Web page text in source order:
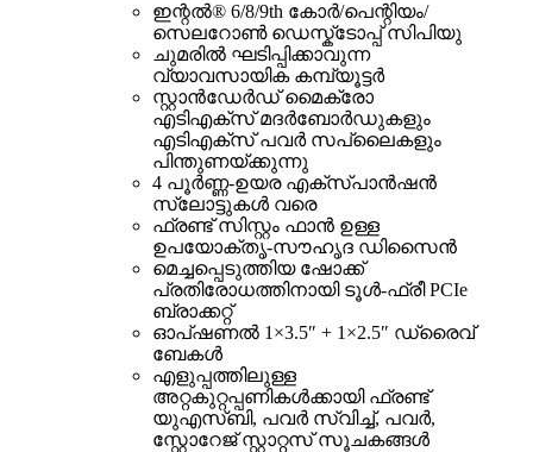
ഇന്റൽ® 6/8/9th കോർ/പെന്റിയം/
സെലറോൺ ഡെസ്ക്ടോപ്പ് സിപിയു
ചുമരിൽ ഘടിപ്പിക്കാവുന്ന
വ്യാവസായിക കമ്പ്യൂട്ടർ
സ്റ്റാൻഡേർഡ് മൈക്രോ
എടിഎക്സ് മദർബോർഡുകളും
എടിഎക്സ് പവർ സപ്ലൈകളും
പിന്തുണയ്ക്കുന്നു
4 പൂർണ്ണ-ഉയര എക്സ്പാൻഷൻ
സ്ലോട്ടുകൾ വരെ
ഫ്രണ്ട് സിസ്റ്റം ഫാൻ ഉള്ള
ഉപയോക്തൃ-സൗഹൃദ ഡിസൈൻ
മെച്ചപ്പെടുത്തിയ ഷോക്ക്
പ്രതിരോധത്തിനായി ടൂൾ-ഫ്രീ PCIe
ബ്രാക്കറ്റ്
ഓപ്ഷണൽ 1×3.5″ + 1×2.5″ ഡ്രൈവ്
ബേകൾ
എളുപ്പത്തിലുള്ള
അറ്റകുറ്റപ്പണികൾക്കായി ഫ്രണ്ട്
യുഎസ്ബി, പവർ സ്വിച്ച്, പവർ,
സ്റ്റോറേജ് സ്റ്റാറ്റസ് സൂചകങ്ങൾ